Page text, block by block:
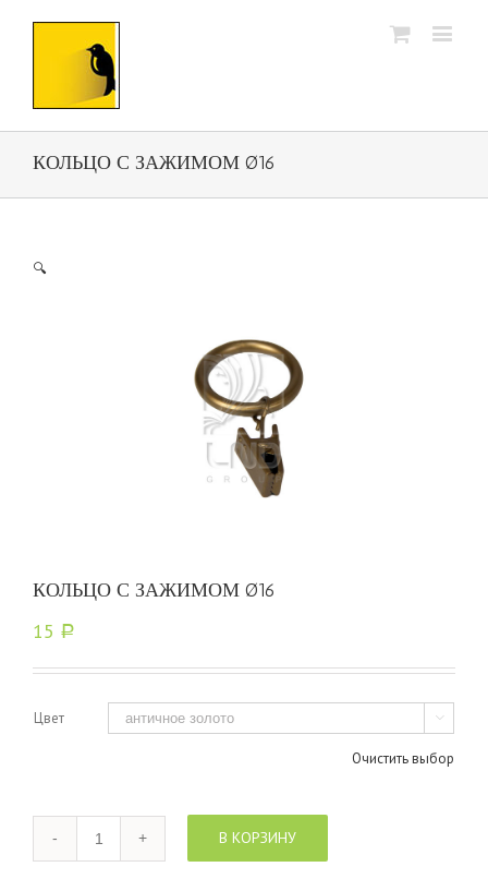
КОЛЬЦО С ЗАЖИМОМ Ø16
🔍
КОЛЬЦО С ЗАЖИМОМ Ø16
15 Р
Цвет 
Очистить выбор
В КОРЗИНУ